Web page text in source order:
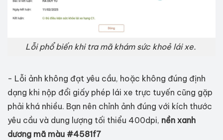
Lỗi phổ biến khi tra mã khám sức khoẻ lái xe.
- Lỗi ảnh không đạt yêu cầu, hoặc không đúng định
dạng khi nộp đổi giấy phép lái xe trực tuyến cũng gặp
phải khá nhiều. Bạn nên chỉnh ảnh đúng với kích thước
yêu cầu và dung lượng tối thiểu 400dpi, nền xanh
dương mã màu #4581f7